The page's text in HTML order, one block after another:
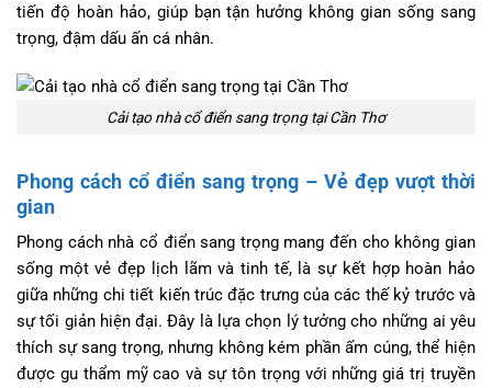
tiến độ hoàn hảo, giúp bạn tận hưởng không gian sống sang
trọng, đậm dấu ấn cá nhân.
Cải tạo nhà cổ điển sang trọng tại Cần Thơ
Phong cách cổ điển sang trọng – Vẻ đẹp vượt thời
gian
Phong cách nhà cổ điển sang trọng mang đến cho không gian
sống một vẻ đẹp lịch lãm và tinh tế, là sự kết hợp hoàn hảo
giữa những chi tiết kiến trúc đặc trưng của các thế kỷ trước và
sự tối giản hiện đại. Đây là lựa chọn lý tưởng cho những ai yêu
thích sự sang trọng, nhưng không kém phần ấm cúng, thể hiện
được gu thẩm mỹ cao và sự tôn trọng với những giá trị truyền